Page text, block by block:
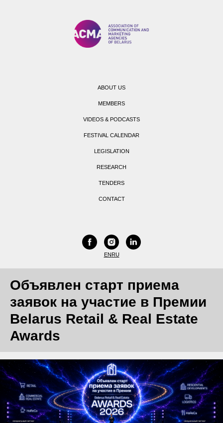
ABOUT US
MEMBERS
VIDEOS & PODCASTS
FESTIVAL CALENDAR
LEGISLATION
RESEARCH
TENDERS
CONTACT
ENRU
Объявлен старт приема
заявок на участие в Премии
Belarus Retail & Real Estate
Awards